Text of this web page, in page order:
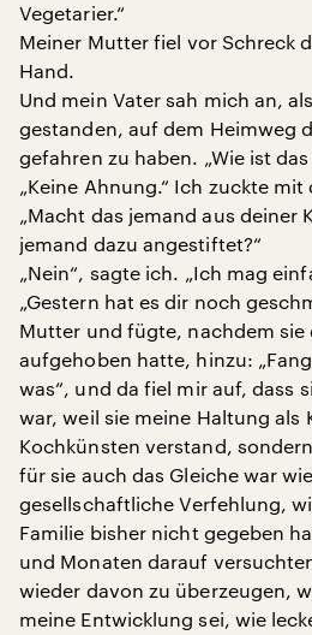
Vegetarier.“
Meiner Mutter fiel vor Schreck
Hand.
Und mein Vater sah mich an,
gestanden, auf dem Heimweg
gefahren zu haben. „Wie ist
„Keine Ahnung.“ Ich zuckte
„Macht das jemand aus deiner
jemand dazu angestiftet?“
„Nein“, sagte ich. „Ich mag
„Gestern hat es dir noch
Mutter und fügte, nachdem sie
aufgehoben hatte, hinzu:
was“, und da fiel mir auf, dass
war, weil sie meine Haltung als
Kochkünsten verstand,
für sie auch das Gleiche war
gesellschaftliche Verfehlung,
Familie bisher nicht gegeben
und Monaten darauf
wieder davon zu überzeugen,
meine Entwicklung sei, wie